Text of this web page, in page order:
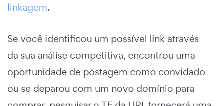
linkagem.
Se você identificou um possível link através
da sua análise competitiva, encontrou uma
oportunidade de postagem como convidado
ou se deparou com um novo domínio para